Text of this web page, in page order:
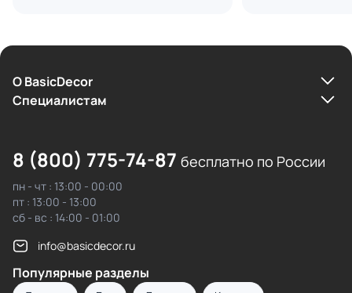
О BasicDecor
Cпециалистам
8 (800) 775-74-87 бесплатно по России
пн - чт : 13:00 - 00:00
пт : 13:00 - 13:00
сб - вс : 14:00 - 01:00
info@basicdecor.ru
Популярные разделы